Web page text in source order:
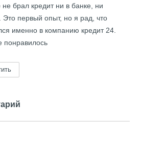
брал кредит ни в банке, ни
Это первый опыт, но я рад, что
именно в компанию кредит 24.
понравилось